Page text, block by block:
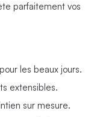
parfaitement vos
les beaux jours.
extensibles.
sur mesure.